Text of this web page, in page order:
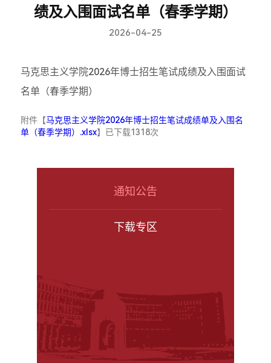
绩及入围面试名单（春季学期）
2026-04-25
马克思主义学院2026年博士招生笔试成绩及入围面试
名单（春季学期）
附件【马克思主义学院2026年博士招生笔试成绩单及入围名
单（春季学期）.xlsx】已下载1318次
通知公告
下载专区